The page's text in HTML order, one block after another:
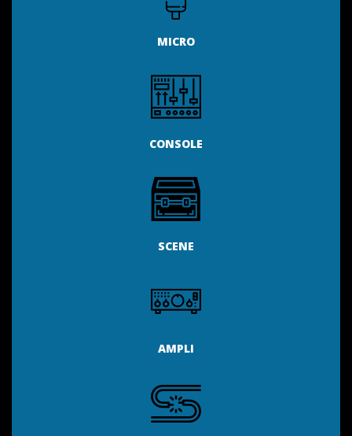
MICRO
CONSOLE
SCENE
AMPLI